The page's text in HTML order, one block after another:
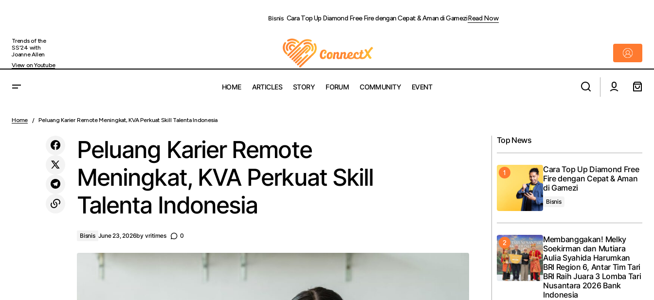
Bisnis Cara Top Up Diamond Free Fire dengan Cepat & Aman di GameziRead Now
Trends of the
SS'24 with
Joanne Allen
View on Youtube
HOME ARTICLES STORY FORUM COMMUNITY EVENT
BRIGuna Prapurna dan Purna bagi Personel
Bisnis
Home Peluang Karier Remote Meningkat, KVA Perkuat Skill Talenta Indonesia
Peluang Karier Remote
Meningkat, KVA Perkuat Skill
Talenta Indonesia
Bisnis June 23, 2026by vritimes 0
Top News
Cara Top Up Diamond Free
Fire dengan Cepat & Aman
di Gamezi
Bisnis
Membanggakan! Melky
Soekirman dan Mutiara
Aulia Syahida Harumkan
BRI Region 6, Antar Tim Tari
BRI Raih Juara 3 Lomba Tari
Nusantara 2026 Bank
Indonesia